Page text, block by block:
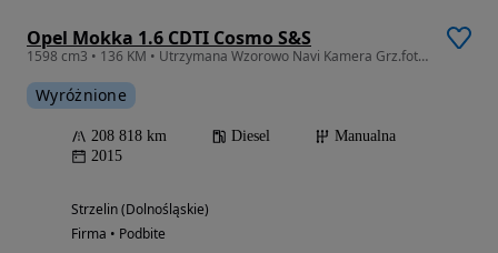
Opel Mokka 1.6 CDTI Cosmo S&S
1598 cm3 • 136 KM • Utrzymana Wzorowo Navi Kamera Grz.fotele+kierownica
Wyróżnione
208 818 km Diesel
Manualna
2015
Strzelin (Dolnośląskie)
Firma • Podbite